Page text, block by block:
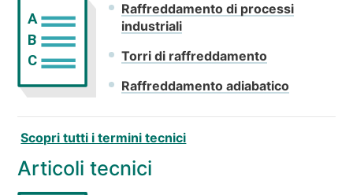
A
B
C
Raffreddamento di processi
industriali
Torri di raffreddamento
Raffreddamento adiabatico
Scopri tutti i termini tecnici
Articoli tecnici